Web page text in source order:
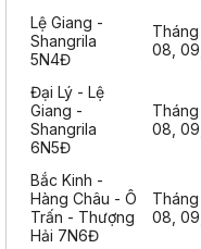
Lệ Giang -
Shangrila
5N4Đ
Tháng
08,
Đại Lý - Lệ
Giang -
Shangrila
6N5Đ
Tháng
08,
Bắc Kinh -
Hàng Châu - Ô
Trấn - Thượng
Hải 7N6Đ
Tháng
08,